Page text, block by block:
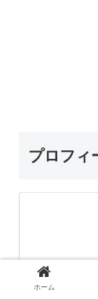
プロフィ
ホーム